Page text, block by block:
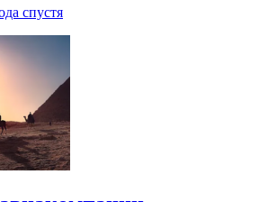
спустя